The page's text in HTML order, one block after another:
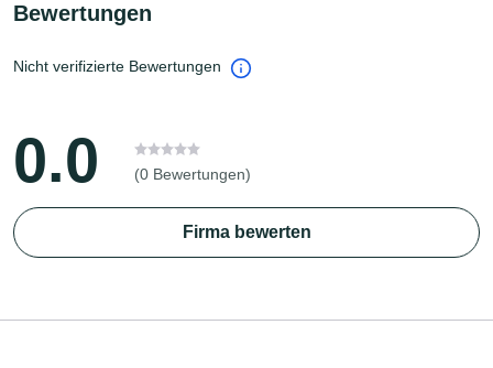
Bewertungen
Nicht verifizierte Bewertungen
0.0 (0 Bewertungen)
Firma bewerten